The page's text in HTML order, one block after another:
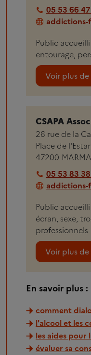
05 53 66
addictions-
Public
entourage,
Voir plus
CSAPA
26 rue de la
Place de
47200
05 53 83
Public
écran, sexe,
professionnels
Voir plus
En savoir plus :
comment
l'alcool et les
les aides pour
évaluer sa